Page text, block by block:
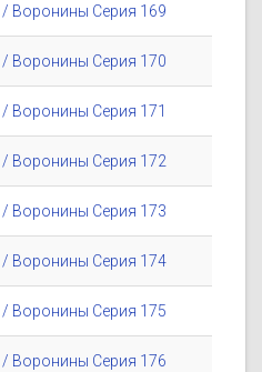
Воронины Серия 169
Воронины Серия 170
Воронины Серия 171
Воронины Серия 172
Воронины Серия 173
Воронины Серия 174
Воронины Серия 175
Воронины Серия 176